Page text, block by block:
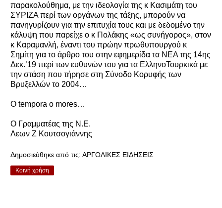
παρακολούθημα, με την ιδεολογία της κ Κασιμάτη του
ΣΥΡΙΖΑ περί των οργάνων της τάξης, μπορούν να
πανηγυρίζουν για την επιτυχία τους και με δεδομένο την
κάλυψη που παρείχε ο κ Πολάκης «ως συνήγορος», στον
κ Καραμανλή, έναντι του πρώην πρωθυπουργού κ
Σημίτη για το άρθρο του στην εφημερίδα τα ΝΕΑ της 14ης
Δεκ.’19 περί των ευθυνών του για τα ΕλληνοΤουρκικά με
την στάση που τήρησε στη Σύνοδο Κορυφής των
Βρυξελλών το 2004…
O tempora o mores…
Ο Γραμματέας της Ν.Ε.
Λεων Ζ Κουτσογιάννης
Δημοσιεύθηκε από τις: ΑΡΓΟΛΙΚΕΣ ΕΙΔΗΣΕΙΣ
Κοινή χρήση